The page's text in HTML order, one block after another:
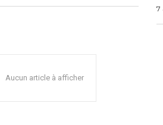
7
Aucun article à afficher